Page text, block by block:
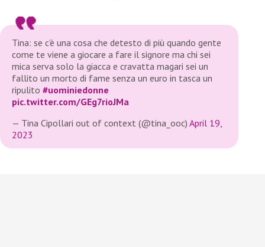
Tina: se c’è una cosa che detesto di più quando gente
come te viene a giocare a fare il signore ma chi sei
mica serva solo la giacca e cravatta magari sei un
fallito un morto di fame senza un euro in tasca un
ripulito #uominiedonne
pic.twitter.com/GEg7rioJMa
— Tina Cipollari out of context (@tina_ooc) April 19,
2023